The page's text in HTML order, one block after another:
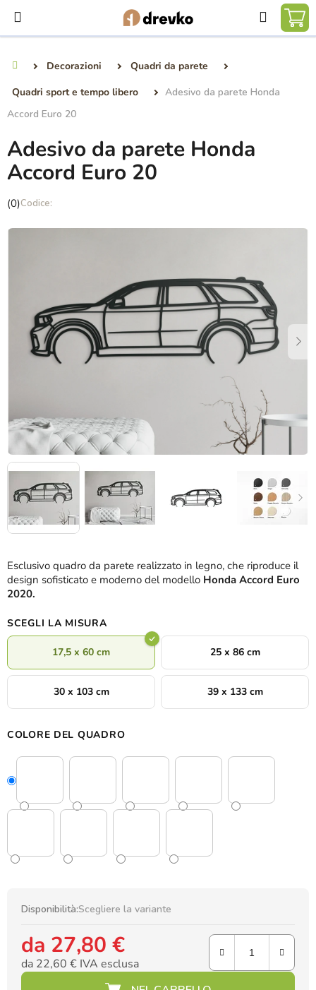
contenuto
Ricerca
Decorazioni
Quadri da parete
Quadri sport e tempo libero
Adesivo da parete Honda
Accord Euro 20
Esclusivo quadro da parete realizzato in legno, che riproduce il
design sofisticato e moderno del modello Honda Accord Euro
2020.
SCEGLI LA MISURA
17,5 x 60 cm 25 x 86 cm
30 x 103 cm 39 x 133 cm
COLORE DEL QUADRO
Disponibilità:Scegliere la variante
da 27,80 €
da 22,60 € IVA esclusa
Prezzo della misura:
Adesivo da parete Honda
Accord Euro 20
La
media
stelle.
(0)